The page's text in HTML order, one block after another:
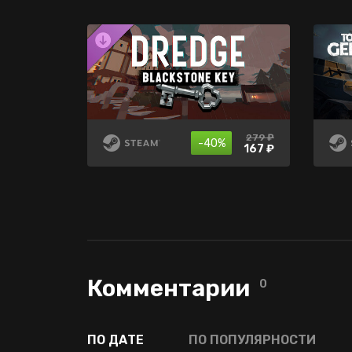
-40% 279 ₽
167 ₽
-65% 240 ₽
84 ₽
-71% 1399 ₽
399 ₽
Комментарии 0
ПО ДАТЕ ПО ПОПУЛЯРНОСТИ